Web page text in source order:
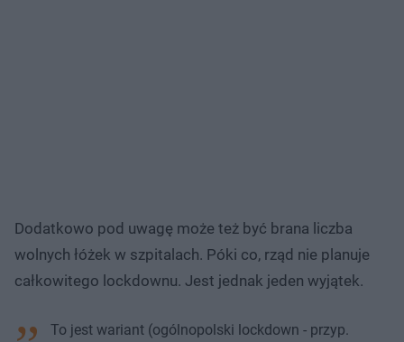
Dodatkowo pod uwagę może też być brana liczba
wolnych łóżek w szpitalach. Póki co, rząd nie planuje
całkowitego lockdownu. Jest jednak jeden wyjątek.
To jest wariant (ogólnopolski lockdown - przyp.